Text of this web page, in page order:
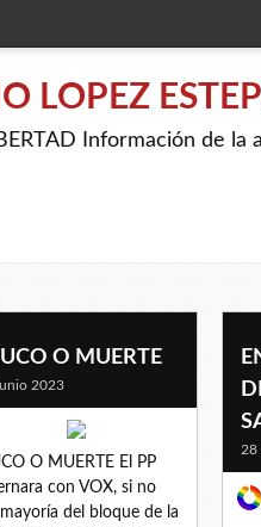
LOPEZ
Información de
O MUERTE
2023
O MUERTE El PP
con VOX, si no
del bloque de la
28